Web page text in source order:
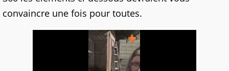
convaincre une fois pour toutes.